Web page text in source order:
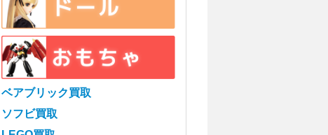
ベアブリック買取
ソフビ買取